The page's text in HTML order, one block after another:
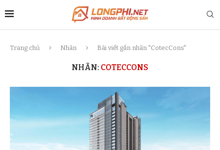
Trang chủ Nhãn Bài viết gắn nhãn "CotecCons"
NHÃN: COTECCONS